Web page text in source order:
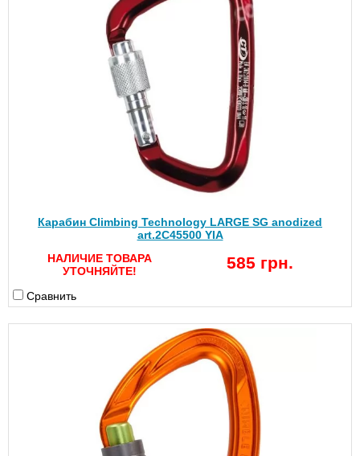
Карабин Climbing Technology LARGE SG anodized
art.2C45500 YIA
НАЛИЧИЕ ТОВАРА
УТОЧНЯЙТЕ!
585 грн.
Сравнить